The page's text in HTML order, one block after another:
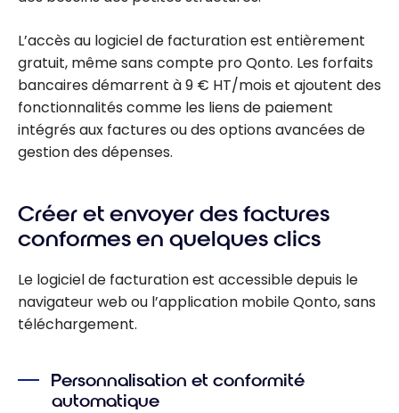
L’accès au logiciel de facturation est entièrement
gratuit, même sans compte pro Qonto. Les forfaits
bancaires démarrent à 9 € HT/mois et ajoutent des
fonctionnalités comme les liens de paiement
intégrés aux factures ou des options avancées de
gestion des dépenses.
Créer et envoyer des factures
conformes en quelques clics
Le logiciel de facturation est accessible depuis le
navigateur web ou l’application mobile Qonto, sans
téléchargement.
Personnalisation et conformité
automatique